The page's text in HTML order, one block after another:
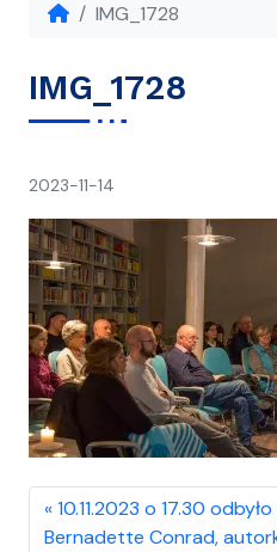
IMG_1728
IMG_1728
2023-11-14
10.11.2023 o 17.30
Bernadette Conrad,